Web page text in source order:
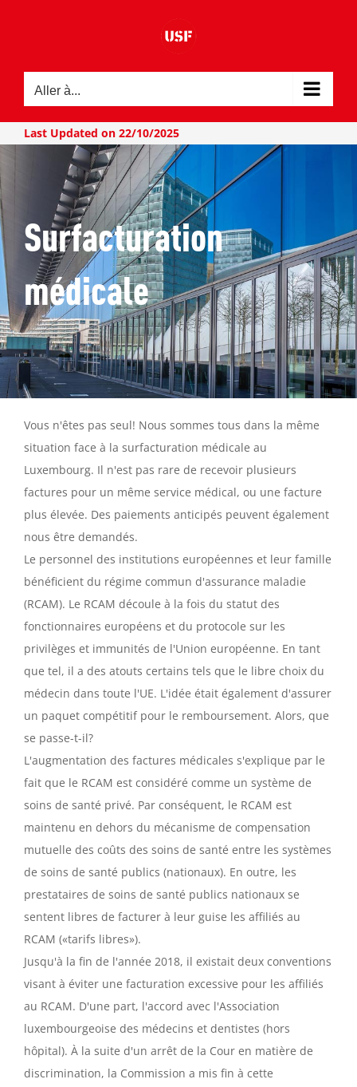
Aller à...
Last Updated on 22/10/2025
Surfacturation
médicale
Vous n'êtes pas seul! Nous sommes tous dans la même
situation face à la surfacturation médicale au
Luxembourg. Il n'est pas rare de recevoir plusieurs
factures pour un même service médical, ou une facture
plus élevée. Des paiements anticipés peuvent également
nous être demandés.
Le personnel des institutions européennes et leur famille
bénéficient du régime commun d'assurance maladie
(RCAM). Le RCAM découle à la fois du statut des
fonctionnaires européens et du protocole sur les
privilèges et immunités de l'Union européenne. En tant
que tel, il a des atouts certains tels que le libre choix du
médecin dans toute l'UE. L'idée était également d'assurer
un paquet compétitif pour le remboursement. Alors, que
se passe-t-il?
L'augmentation des factures médicales s'explique par le
fait que le RCAM est considéré comme un système de
soins de santé privé. Par conséquent, le RCAM est
maintenu en dehors du mécanisme de compensation
mutuelle des coûts des soins de santé entre les systèmes
de soins de santé publics (nationaux). En outre, les
prestataires de soins de santé publics nationaux se
sentent libres de facturer à leur guise les affiliés au
RCAM («tarifs libres»).
Jusqu'à la fin de l'année 2018, il existait deux conventions
visant à éviter une facturation excessive pour les affiliés
au RCAM. D'une part, l'accord avec l'Association
luxembourgeoise des médecins et dentistes (hors
hôpital). À la suite d'un arrêt de la Cour en matière de
discrimination, la Commission a mis fin à cette